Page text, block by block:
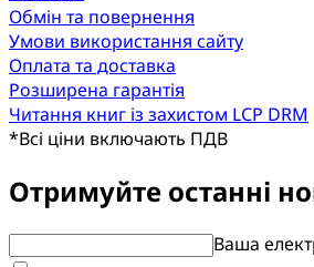
Обмін та повернення
Умови використання сайту
Оплата та доставка
Розширена гарантія
Читання книг із захистом LCP DRM
*Всі ціни включають ПДВ
Отримуйте останні
Ваша